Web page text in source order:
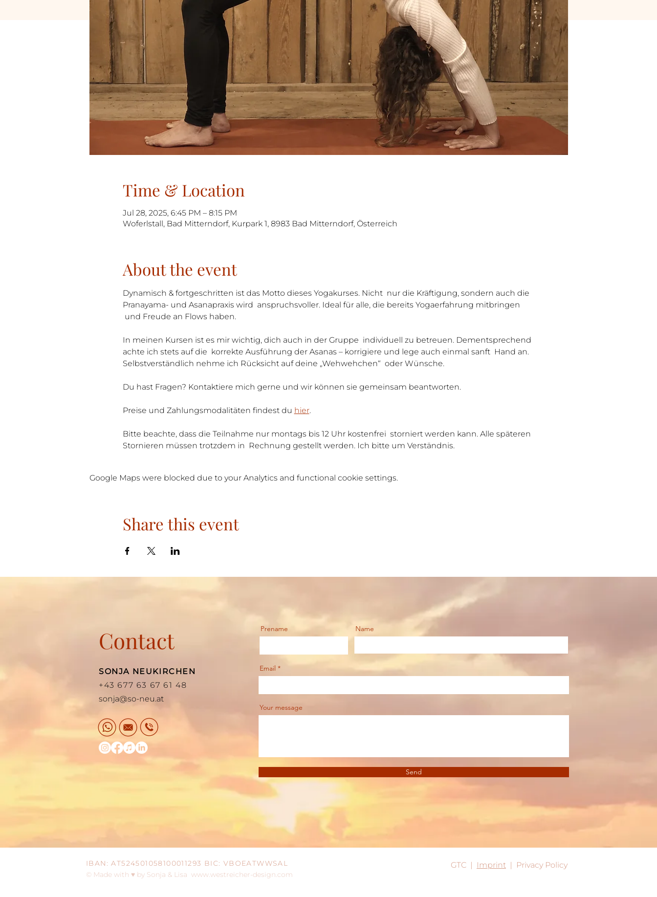
Time & Location
Jul 28, 2025, 6:45 PM – 8:15 PM
Woferlstall, Bad Mitterndorf, Kurpark 1, 8983 Bad Mitterndorf, Österreich
About the event
Dynamisch & fortgeschritten ist das Motto dieses Yogakurses. Nicht  nur die Kräftigung, sondern auch die
Pranayama- und Asanapraxis wird  anspruchsvoller. Ideal für alle, die bereits Yogaerfahrung mitbringen
und Freude an Flows haben.
In meinen Kursen ist es mir wichtig, dich auch in der Gruppe  individuell zu betreuen. Dementsprechend
achte ich stets auf die  korrekte Ausführung der Asanas – korrigiere und lege auch einmal sanft  Hand an.
Selbstverständlich nehme ich Rücksicht auf deine „Wehwehchen“  oder Wünsche.
Du hast Fragen? Kontaktiere mich gerne und wir können sie gemeinsam beantworten.
Preise und Zahlungsmodalitäten findest du hier.
Bitte beachte, dass die Teilnahme nur montags bis 12 Uhr kostenfrei  storniert werden kann. Alle späteren
Stornieren müssen trotzdem in  Rechnung gestellt werden. Ich bitte um Verständnis.
Google Maps were blocked due to your Analytics and functional cookie settings.
Share this event
Contact
SONJA NEUKIRCHEN
+43 677 63 67 61 48
sonja@so-neu.at
Prename Name
Email
Your message
Send
IBAN: AT524501058100011293 BIC: VBOEATWWSAL
© Made with ♥ by Sonja & Lisa www.westreicher-design.com
GTC | Imprint | Privacy Policy